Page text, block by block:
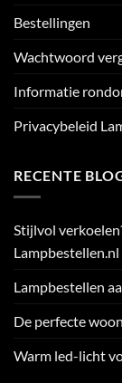
Bestellingen
Wachtwoord
Informatie
Privacybeleid
RECENTE
Stijlvol
Lampbestellen.nl
Lampbestellen
De perfecte
Warm led-licht